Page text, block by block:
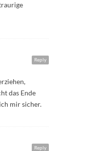
Reply
das Ende
mir sicher.
Reply